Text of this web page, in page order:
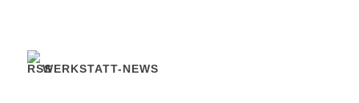
WERKSTATT-NEWS